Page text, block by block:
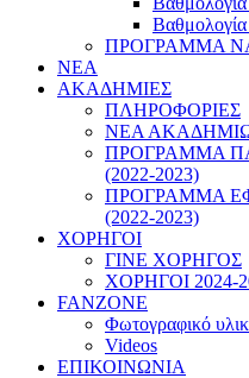
ΠΡΟΓΡΑΜΜΑ
ΝΕΑ
ΑΚΑΔΗΜΙΕΣ
ΠΛΗΡΟΦΟΡΙΕΣ
ΝΕΑ
ΠΡΟΓΡΑΜΜΑ
(2022-2023)
ΠΡΟΓΡΑΜΜΑ
(2022-2023)
ΧΟΡΗΓΟΙ
ΓΙΝΕ ΧΟΡΗΓΟΣ
ΧΟΡΗΓΟΙ 2024-
FANZONE
Φωτογραφικό
Videos
ΕΠΙΚΟΙΝΩΝΙΑ